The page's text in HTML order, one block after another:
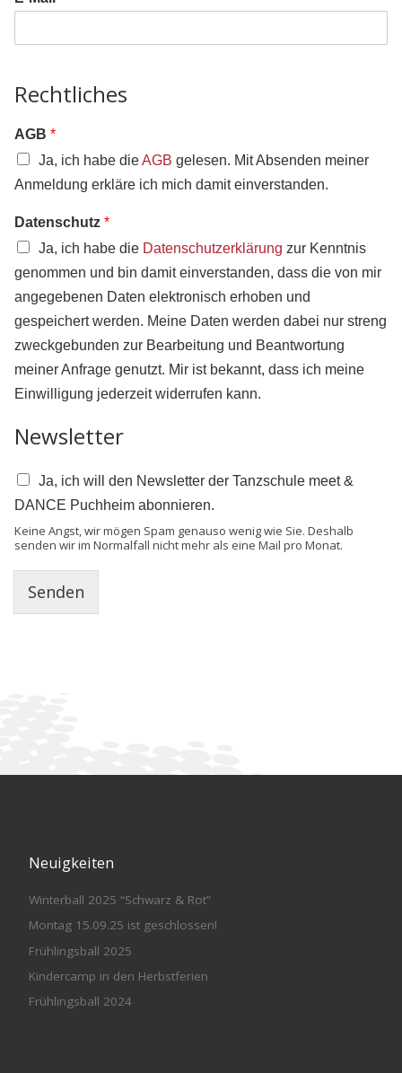
Rechtliches
AGB *
Ja, ich habe dieAGB gelesen. Mit Absenden meiner
Anmeldung erkläre ich mich damit einverstanden.
Datenschutz *
Ja, ich habe die Datenschutzerklärung zur Kenntnis
genommen und bin damit einverstanden, dass die von mir
angegebenen Daten elektronisch erhoben und
gespeichert werden. Meine Daten werden dabei nur streng
zweckgebunden zur Bearbeitung und Beantwortung
meiner Anfrage genutzt. Mir ist bekannt, dass ich meine
Einwilligung jederzeit widerrufen kann.
Newsletter
Ja, ich will den Newsletter der Tanzschule meet &
DANCE Puchheim abonnieren.
Keine Angst, wir mögen Spam genauso wenig wie Sie. Deshalb
senden wir im Normalfall nicht mehr als eine Mail pro Monat.
Senden
Neuigkeiten
Winterball 2025 “Schwarz & Rot”
Montag 15.09.25 ist geschlossen!
Frühlingsball 2025
Kindercamp in den Herbstferien
Frühlingsball 2024